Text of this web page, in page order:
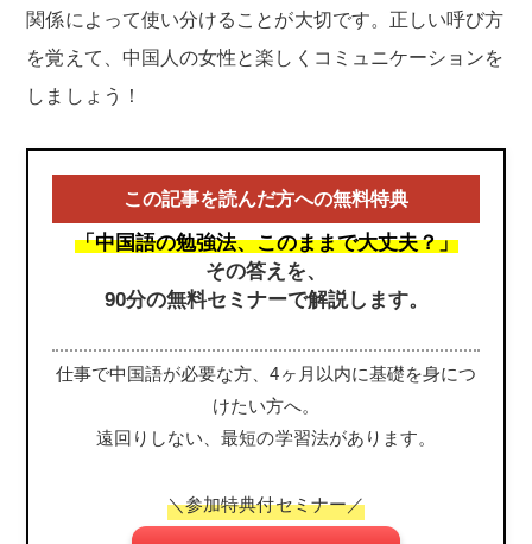
関係によって使い分けることが大切です。正しい呼び方
を覚えて、中国人の女性と楽しくコミュニケーションを
しましょう！
この記事を読んだ方への無料特典
「中国語の勉強法、このままで大丈夫？」
その答えを、
90分の無料セミナーで解説します。
仕事で中国語が必要な方、4ヶ月以内に基礎を身につ
けたい方へ。
遠回りしない、最短の学習法があります。
＼参加特典付セミナー／